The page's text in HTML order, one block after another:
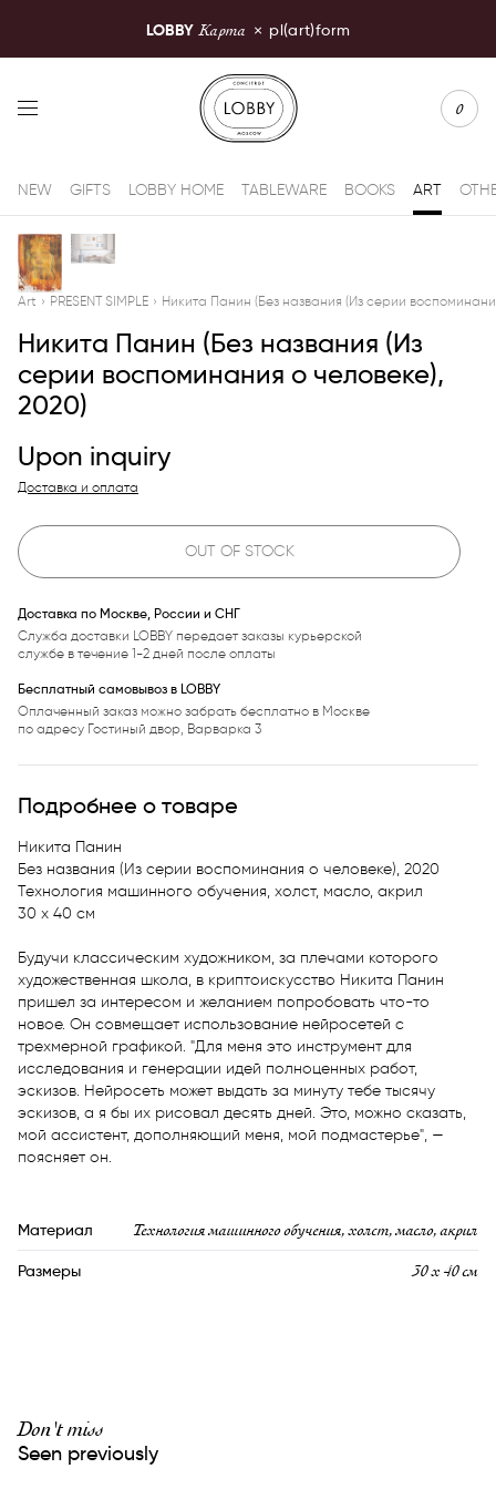
LOBBY Карта × pl(art)form
LOBBY Moscow
0
NEW GIFTS LOBBY HOME TABLEWARE BOOKS ART
Art › PRESENT SIMPLE › Никита Панин (Без названия (Из серии
Никита Панин (Без названия (Из
серии воспоминания о человеке),
2020)
Upon inquiry
Доставка и оплата
OUT OF STOCK
Доставка по Москве, России и СНГ
Служба доставки LOBBY передает заказы курьерской
службе в течение 1-2 дней после оплаты
Бесплатный самовывоз в LOBBY
Оплаченный заказ можно забрать бесплатно в Москве
по адресу Гостиный двор, Варварка 3
Подробнее о товаре
Никита Панин
Без названия (Из серии воспоминания о человеке), 2020
Технология машинного обучения, холст, масло, акрил
30 x 40 см
Будучи классическим художником, за плечами которого
художественная школа, в криптоискусство Никита Панин
пришел за интересом и желанием попробовать что-то
новое. Он совмещает использование нейросетей с
трехмерной графикой. "Для меня это инструмент для
исследования и генерации идей полноценных работ,
эскизов. Нейросеть может выдать за минуту тебе тысячу
эскизов, а я бы их рисовал десять дней. Это, можно сказать,
мой ассистент, дополняющий меня, мой подмастерье", —
поясняет он.
Материал Технология машинного обучения, холст, масло, акрил
Размеры 30 x 40 см
Don't miss
Seen previously